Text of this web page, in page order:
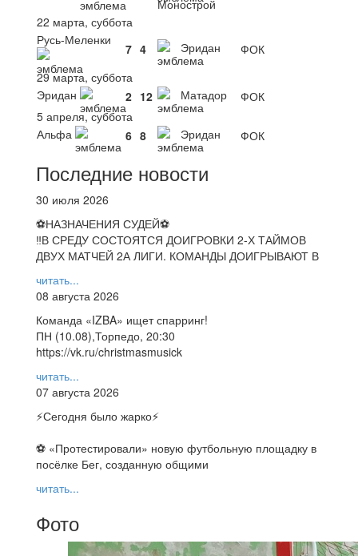
Монострой
22 марта, суббота
Русь-Меленки
7 4 Эридан
ФОК
29 марта, суббота
Эридан
2 12 Матадор
ФОК
5 апреля, суббота
Альфа
6 8 Эридан ФОК
Последние новости
30 июля 2026
⚽НАЗНАЧЕНИЯ СУДЕЙ⚽
‼В СРЕДУ СОСТОЯТСЯ ДОИГРОВКИ 2-Х ТАЙМОВ
ДВУХ МАТЧЕЙ 2А ЛИГИ. КОМАНДЫ ДОИГРЫВАЮТ В
читать...
08 августа 2026
Команда «IZBA» ищет спарринг!
ПН (10.08),Торпедо, 20:30
https://vk.ru/christmasmusick
читать...
07 августа 2026
⚡️Сегодня было жарко⚡️
⚽ ️«Протестировали» новую футбольную площадку в
посёлке Бег, созданную общими
читать...
Фото